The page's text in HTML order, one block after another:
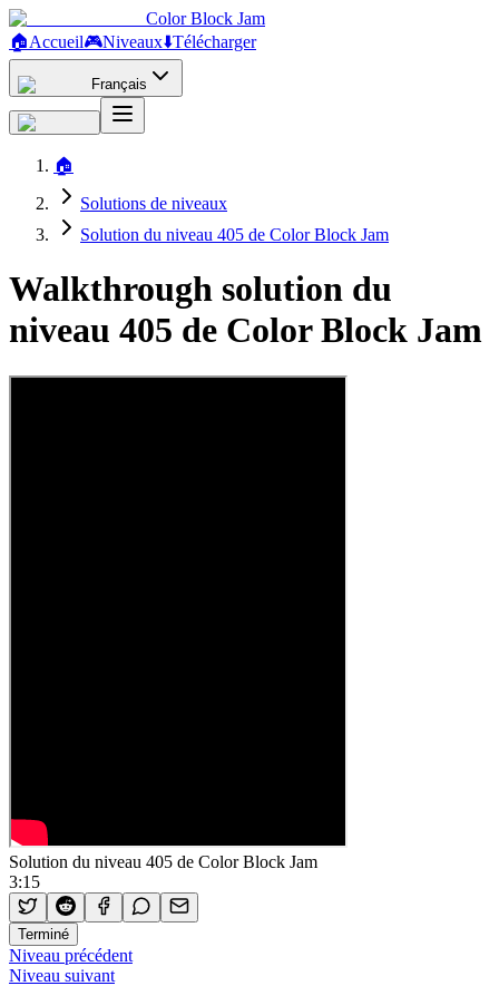
Color Block Jam
🏠Accueil🎮Niveaux⬇️Télécharger
Français
🏠
Solutions de niveaux
Solution du niveau 405 de Color Block Jam
Walkthrough solution du
niveau 405 de Color Block Jam
Solution du niveau 405 de Color Block Jam
3:15
Terminé
Niveau précédent
Niveau suivant